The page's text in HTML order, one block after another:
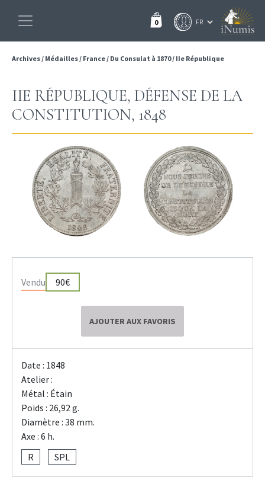
0
Archives/ Médailles/ France/ Du Consulat à 1870/ IIe République
IIE RÉPUBLIQUE, DÉFENSE DE LA
CONSTITUTION, 1848
Vendu 90€
AJOUTER AUX FAVORIS
Date : 1848
Atelier :
Métal : Étain
Poids : 26,92 g.
Diamètre : 38 mm.
Axe : 6 h.
R
SPL